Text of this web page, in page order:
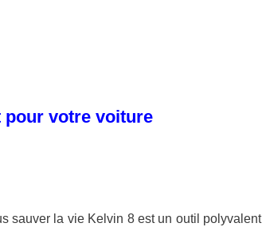
pour votre voiture
sauver la vie Kelvin 8 est un outil polyvalent